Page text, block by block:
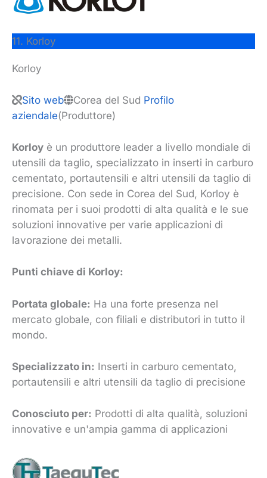
11. Korloy
Korloy
Sito web Corea del Sud Profilo
aziendale(Produttore)
Korloy è un produttore leader a livello mondiale di
utensili da taglio, specializzato in inserti in carburo
cementato, portautensili e altri utensili da taglio di
precisione. Con sede in Corea del Sud, Korloy è
rinomata per i suoi prodotti di alta qualità e le sue
soluzioni innovative per varie applicazioni di
lavorazione dei metalli.
Punti chiave di Korloy:
Portata globale: Ha una forte presenza nel
mercato globale, con filiali e distributori in tutto il
mondo.
Specializzato in: Inserti in carburo cementato,
portautensili e altri utensili da taglio di precisione
Conosciuto per: Prodotti di alta qualità, soluzioni
innovative e un'ampia gamma di applicazioni